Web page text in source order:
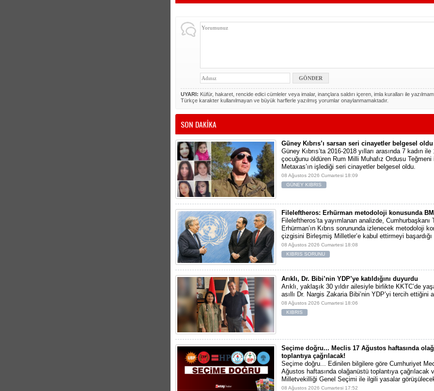
UYARI: Küfür, hakaret, rencide edici cümleler veya imalar, inançlara saldırı içeren, imla kuralları ile
Türkçe karakter kullanılmayan ve büyük harflerle yazılmış yorumlar onaylanmamaktadır.
SON DAKİKA
Güney Kıbrıs’ı sarsan seri cinayetler belgesel oldu
Güney Kıbrıs’ta 2016-2018 yılları arasında 7 kadın ile
çocuğunu öldüren Rum Milli Muhafız Ordusu Teğmeni
Metaxas’ın işlediği seri cinayetler belgesel oldu.
08 Ağustos 2026 Cumartesi 18:09
GÜNEY KIBRIS
Fileleftheros: Erhürman metodoloji konusunda
Fileleftheros’ta yayımlanan analizde, Cumhurbaşkanı
Erhürman’ın Kıbrıs sorununda izlenecek metodoloji
çizgisini Birleşmiş Milletler’e kabul ettirmeyi başardığı
08 Ağustos 2026 Cumartesi 18:08
KIBRIS SORUNU
Arıklı, Dr. Bibi’nin YDP’ye katıldığını duyurdu
Arıklı, yaklaşık 30 yıldır ailesiyle birlikte KKTC’de
asıllı Dr. Nargis Zakaria Bibi’nin YDP’yi tercih ettiğini
08 Ağustos 2026 Cumartesi 18:06
KIBRIS
Seçime doğru... Meclis 17 Ağustos haftasında
toplantıya çağrılacak!
Seçime doğru... Edinilen bilgilere göre Cumhuriyet
Ağustos haftasında olağanüstü toplantıya çağrılacak
Milletvekilliği Genel Seçimi ile ilgili yasalar
08 Ağustos 2026 Cumartesi 17:52